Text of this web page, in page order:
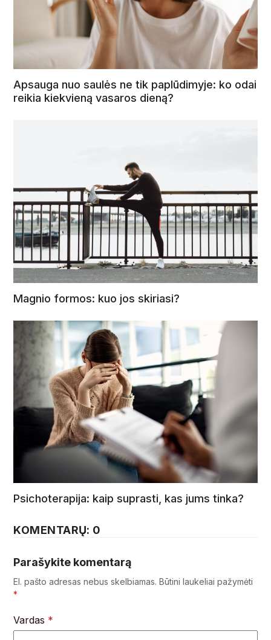
Apsauga nuo saulės ne tik paplūdimyje: ko odai
reikia kiekvieną vasaros dieną?
Magnio formos: kuo jos skiriasi?
Psichoterapija: kaip suprasti, kas jums tinka?
KOMENTARŲ: 0
Parašykite komentarą
El. pašto adresas nebus skelbiamas. Būtini laukeliai pažymėti
*
Vardas *